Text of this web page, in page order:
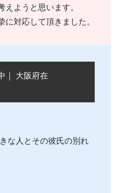
えようと思います。
に対応して頂きました。
｜ 大阪府在
な人とその彼氏の別れ